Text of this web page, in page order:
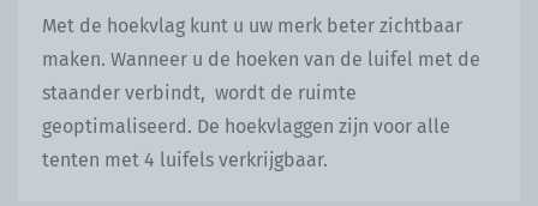
Met de hoekvlag kunt u uw merk beter zichtbaar
maken. Wanneer u de hoeken van de luifel met de
staander verbindt, wordt de ruimte
geoptimaliseerd. De hoekvlaggen zijn voor alle
tenten met 4 luifels verkrijgbaar.